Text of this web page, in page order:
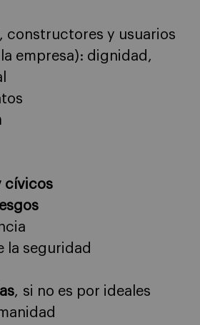
constructores y usuarios
empresa): dignidad,
cívicos
la seguridad
, si no es por ideales